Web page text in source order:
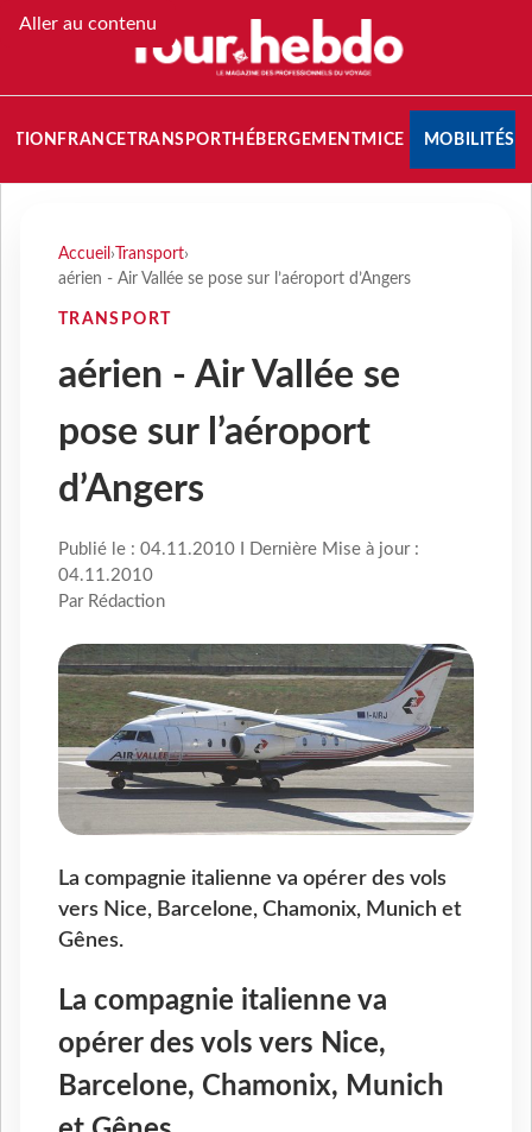
Aller au contenu
FRANCETRANSPORT HÉBERGEMENTMICE MOBILITÉS
Accueil › Transport›
aérien - Air Vallée se pose sur l’aéroport d’Angers
TRANSPORT
aérien - Air Vallée se
pose sur l’aéroport
d’Angers
Publié le : 04.11.2010 I Dernière Mise à jour :
04.11.2010
Par Rédaction
La compagnie italienne va opérer des vols
vers Nice, Barcelone, Chamonix, Munich et
Gênes.
La compagnie italienne va
opérer des vols vers Nice,
Barcelone, Chamonix, Munich